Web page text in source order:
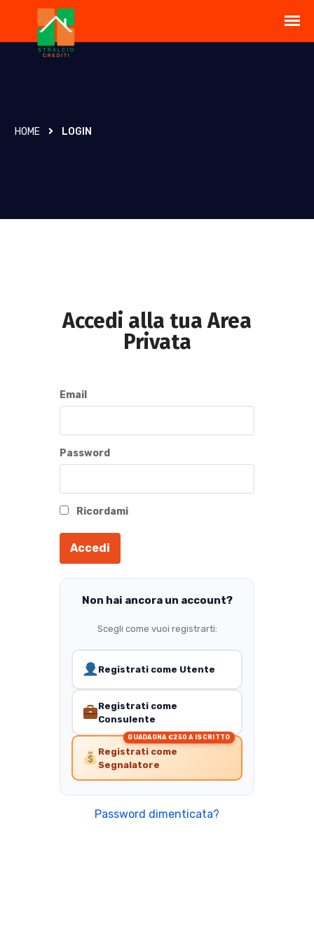
HOME LOGIN
Accedi alla tua Area
Privata
Email
Password
Ricordami
Accedi
Non hai ancora un account?
Scegli come vuoi registrarti:
Registrati come Utente
Registrati come
Consulente
Registrati come
Segnalatore
GUADAGNA €250 A ISCRITTO
Password dimenticata?